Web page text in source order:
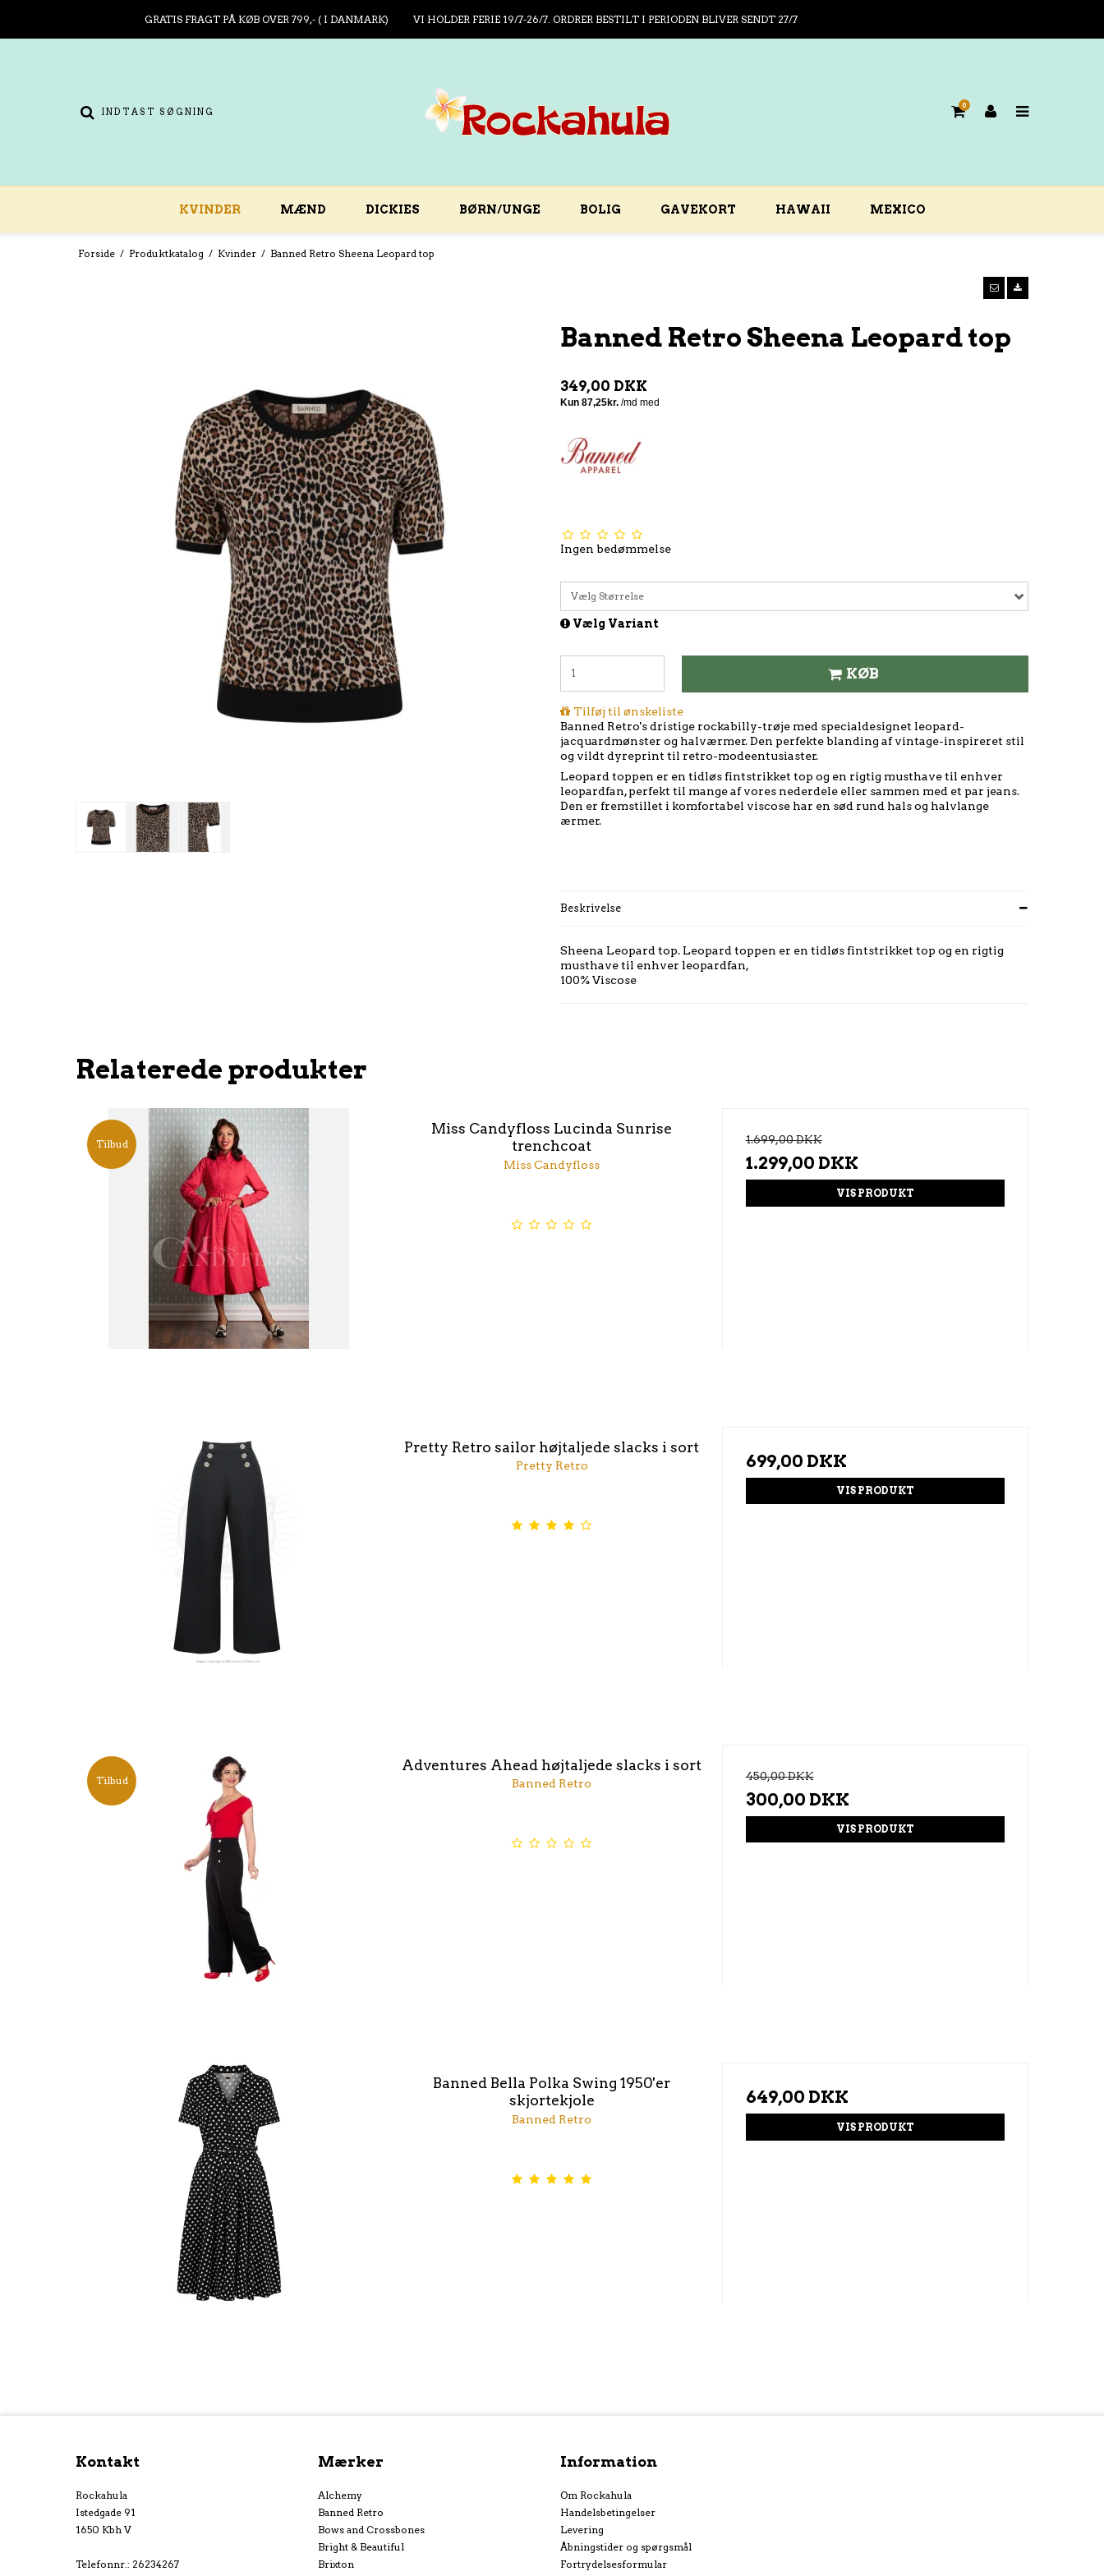
GRATIS FRAGT PÅ KØB OVER 799,- ( I DANMARK) VI HOLDER FERIE 19/7-26/7. ORDRER BESTILT I PERIODEN BLIVER SENDT 27/7
0
KVINDER MÆND DICKIES BØRN/UNGE BOLIG GAVEKORT HAWAII MEXICO
Forside / Produktkatalog / Kvinder / Banned Retro Sheena Leopard top
Banned Retro Sheena Leopard top
349,00 DKK
Ingen bedømmelse
Vælg Størrelse
Vælg Variant
KØB
Tilføj til ønskeliste
Banned Retro's dristige rockabilly-trøje med specialdesignet leopard-
jacquardmønster og halværmer. Den perfekte blanding af vintage-inspireret stil
og vildt dyreprint til retro-modeentusiaster.
Leopard toppen er en tidløs fintstrikket top og en rigtig musthave til enhver
leopardfan, perfekt til mange af vores nederdele eller sammen med et par jeans.
Den er fremstillet i komfortabel viscose har en sød rund hals og halvlange
ærmer.
Beskrivelse
Sheena Leopard top. Leopard toppen er en tidløs fintstrikket top og en rigtig
musthave til enhver leopardfan,
100% Viscose
Relaterede produkter
Tilbud
Miss Candyfloss Lucinda Sunrise
trenchcoat
Miss Candyfloss
1.699,00 DKK
1.299,00 DKK
VIS PRODUKT
Pretty Retro sailor højtaljede slacks i sort
Pretty Retro 699,00 DKK
VIS PRODUKT
Tilbud
Adventures Ahead højtaljede slacks i sort
Banned Retro
450,00 DKK
300,00 DKK
VIS PRODUKT
Banned Bella Polka Swing 1950'er
skjortekjole
Banned Retro
649,00 DKK
VIS PRODUKT
Kontakt
Rockahula
Istedgade 91
1650 Kbh V
Telefonnr. : 26234267
Mærker
Alchemy
Banned Retro
Bows and Crossbones
Bright & Beautiful
Brixton
Information
Om Rockahula
Handelsbetingelser
Levering
Åbningstider og spørgsmål
Fortrydelsesformular